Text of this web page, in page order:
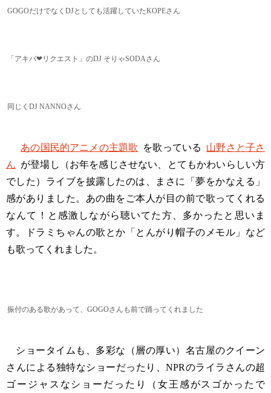
GOGOだけでなくDJとしても活躍していたKOPEさん
「アキバ❤︎リクエスト」のDJ そりゃSODAさん
同じくDJ NANNOさん
あの国民的アニメの主題歌 を歌っている
山野さと子さ
ん が登場し（お年を感じさせない、とてもかわいらしい方
でした）ライブを披露したのは、まさに「夢をかなえる」
感がありました。あの曲をご本人が目の前で歌ってくれる
なんて！と感激しながら聴いてた方、多かったと思いま
す。ドラミちゃんの歌とか「とんがり帽子のメモル」など
も歌ってくれました。
振付のある歌があって、GOGOさんも前で踊ってくれました
ショータイムも、多彩な（層の厚い）名古屋のクイーン
さんによる独特なショーだったり、NPRのライラさんの超
ゴージャスなショーだったり（女王感がスゴかったで